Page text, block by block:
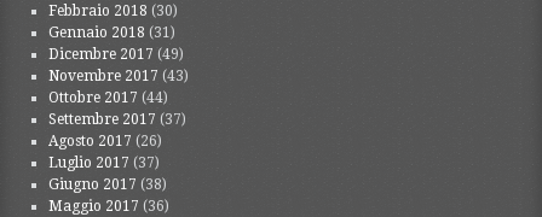
Febbraio 2018 (30)
Gennaio 2018 (31)
Dicembre 2017 (49)
Novembre 2017 (43)
Ottobre 2017 (44)
Settembre 2017 (37)
Agosto 2017 (26)
Luglio 2017 (37)
Giugno 2017 (38)
Maggio 2017 (36)